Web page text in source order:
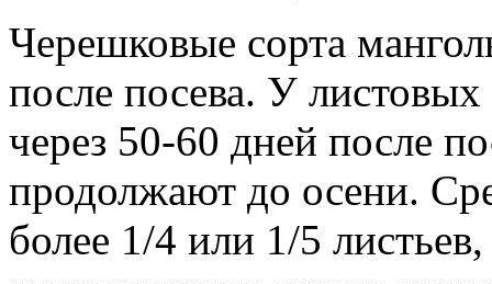
Черешковые сорта
после посева. У
через 50-60 дней после
продолжают до осени.
более 1/4 или 1/5